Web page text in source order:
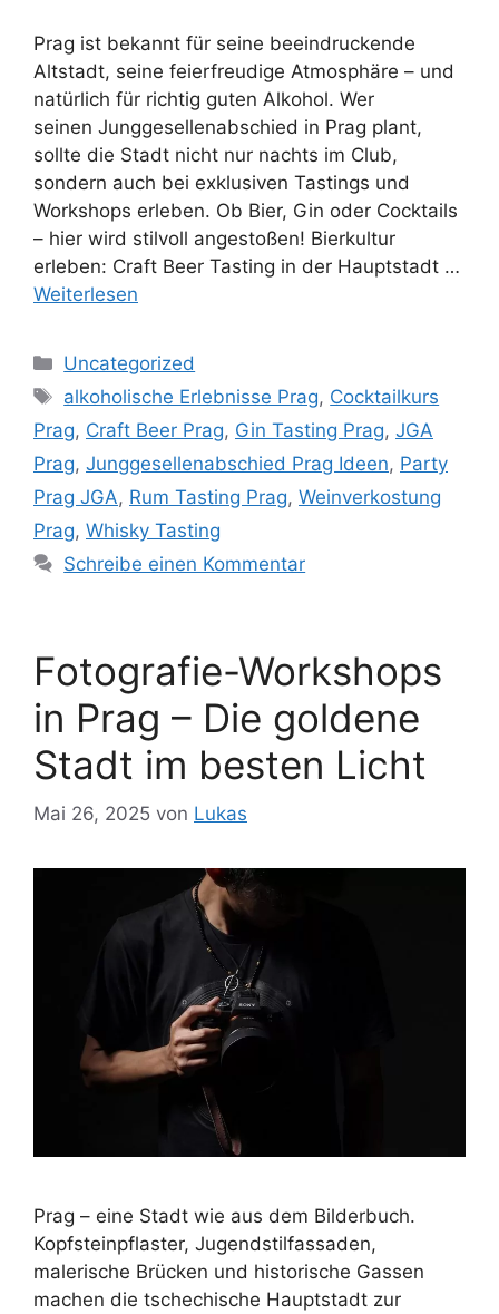
Prag ist bekannt für seine beeindruckende
Altstadt, seine feierfreudige Atmosphäre – und
natürlich für richtig guten Alkohol. Wer
seinen Junggesellenabschied in Prag plant,
sollte die Stadt nicht nur nachts im Club,
sondern auch bei exklusiven Tastings und
Workshops erleben. Ob Bier, Gin oder Cocktails
– hier wird stilvoll angestoßen! Bierkultur
erleben: Craft Beer Tasting in der Hauptstadt …
Weiterlesen
Kategorien
Uncategorized
Schlagwörter
alkoholische Erlebnisse Prag, Cocktailkurs
Prag, Craft Beer Prag, Gin Tasting Prag, JGA
Prag, Junggesellenabschied Prag Ideen, Party
Prag JGA, Rum Tasting Prag, Weinverkostung
Prag, Whisky Tasting
Schreibe einen Kommentar
Fotografie-Workshops
in Prag – Die goldene
Stadt im besten Licht
Mai 26, 2025 von Lukas
Prag – eine Stadt wie aus dem Bilderbuch.
Kopfsteinpflaster, Jugendstilfassaden,
malerische Brücken und historische Gassen
machen die tschechische Hauptstadt zur